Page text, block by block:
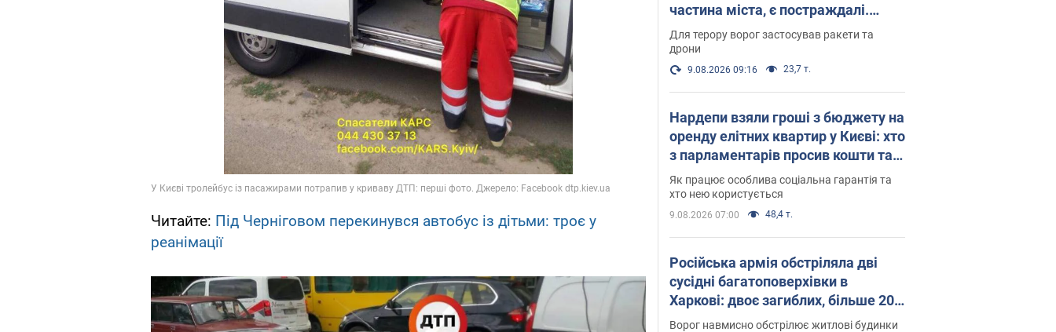
Читайте: Під Черніговом перекинувся автобус із дітьми: троє у
реанімації
частина міста, є постраждалі.
Фото та відео
Для терору ворог застосував ракети та
дрони
9.08.2026 09:16 23,7 т.
Нардепи взяли гроші з бюджету на
оренду елітних квартир у Києві: хто
з парламентарів просив кошти та
де поселився
Як працює особлива соціальна гарантія та
хто нею користується
9.08.2026 07:00 48,4 т.
Російська армія обстріляла дві
сусідні багатоповерхівки в
Харкові: двоє загиблих, більше 20
постраждалих
Ворог навмисно обстрілює житлові будинки